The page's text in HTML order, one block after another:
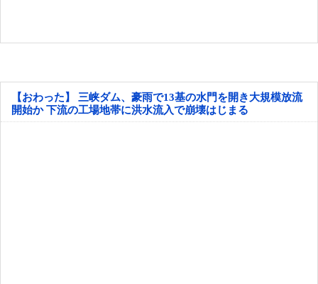
【おわった】 三峡ダム、豪雨で13基の水門を開き大規模放流
開始か 下流の工場地帯に洪水流入で崩壊はじまる